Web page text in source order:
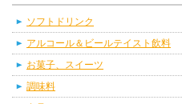
ソフトドリンク
アルコール＆ビールテイスト飲料
お菓子、スイーツ
調味料